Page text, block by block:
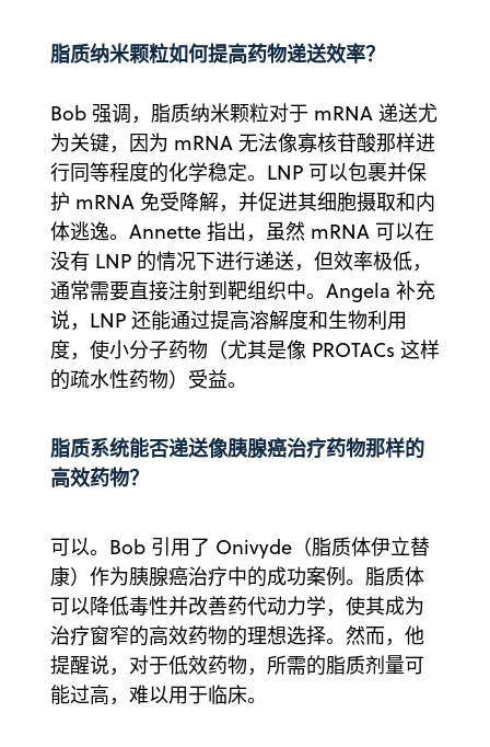
脂质纳米颗粒如何提高药物递送效率？
Bob 强调，脂质纳米颗粒对于 mRNA 递送尤
为关键，因为 mRNA 无法像寡核苷酸那样进
行同等程度的化学稳定。LNP 可以包裹并保
护 mRNA 免受降解，并促进其细胞摄取和内
体逃逸。Annette 指出，虽然 mRNA 可以在
没有 LNP 的情况下进行递送，但效率极低，
通常需要直接注射到靶组织中。Angela 补充
说，LNP 还能通过提高溶解度和生物利用
度，使小分子药物（尤其是像 PROTACs 这样
的疏水性药物）受益。
脂质系统能否递送像胰腺癌治疗药物那样的
高效药物？
可以。Bob 引用了 Onivyde（脂质体伊立替
康）作为胰腺癌治疗中的成功案例。脂质体
可以降低毒性并改善药代动力学，使其成为
治疗窗窄的高效药物的理想选择。然而，他
提醒说，对于低效药物，所需的脂质剂量可
能过高，难以用于临床。